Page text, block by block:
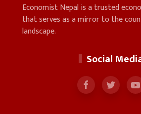
Economist Nepal is a trusted
that serves as a mirror to the
landscape.
Social